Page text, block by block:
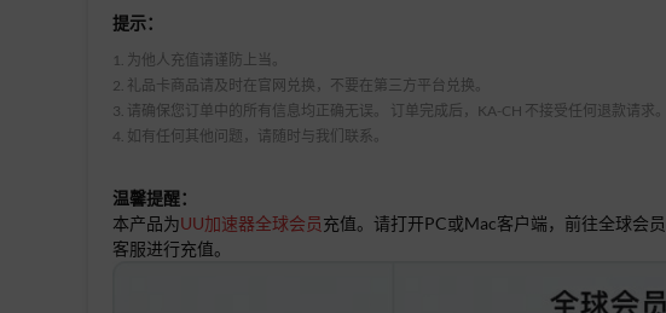
提示：
1. 为他人充值请谨防上当。
2. 礼品卡商品请及时在官网兑换，不要在第三方平台兑换。
3. 请确保您订单中的所有信息均正确无误。 订单完成后，KA-CH 不接受任何退款请求。
4. 如有任何其他问题，请随时与我们联系。
温馨提醒：
本产品为UU加速器全球会员充值。请打开PC或Mac客户端，前往全球会
客服进行充值。